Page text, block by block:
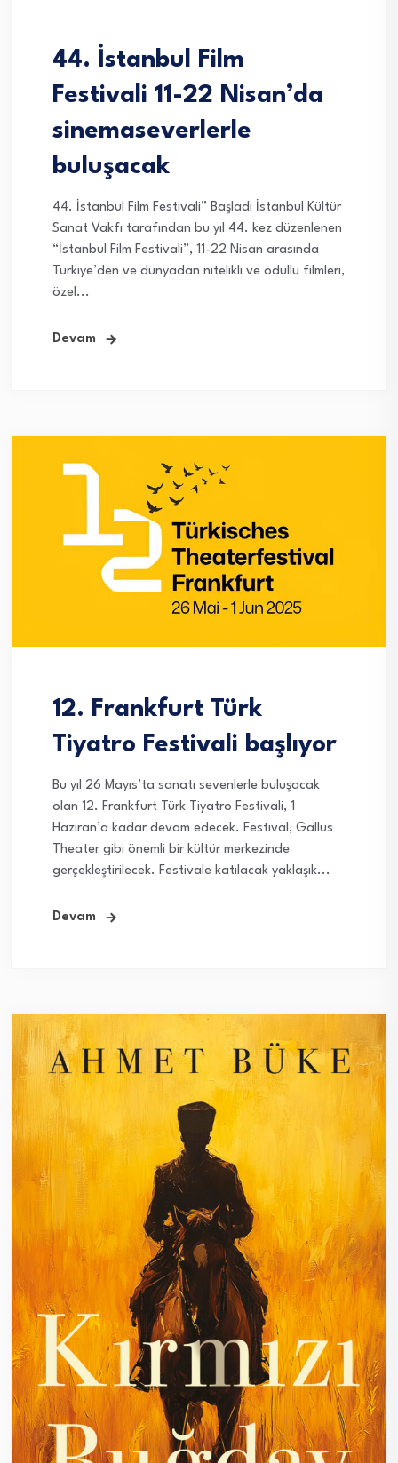
44. İstanbul Film
Festivali 11-22 Nisan’da
sinemaseverlerle
buluşacak
44. İstanbul Film Festivali” Başladı İstanbul Kültür
Sanat Vakfı tarafından bu yıl 44. kez düzenlenen
“İstanbul Film Festivali”, 11-22 Nisan arasında
Türkiye’den ve dünyadan nitelikli ve ödüllü filmleri,
özel...
Devam
12. Frankfurt Türk
Tiyatro Festivali başlıyor
Bu yıl 26 Mayıs’ta sanatı sevenlerle buluşacak
olan 12. Frankfurt Türk Tiyatro Festivali, 1
Haziran’a kadar devam edecek. Festival, Gallus
Theater gibi önemli bir kültür merkezinde
gerçekleştirilecek. Festivale katılacak yaklaşık...
Devam